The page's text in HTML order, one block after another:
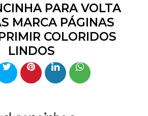
PARA VOLTA
MARCA PÁGINAS
COLORIDOS
LINDOS